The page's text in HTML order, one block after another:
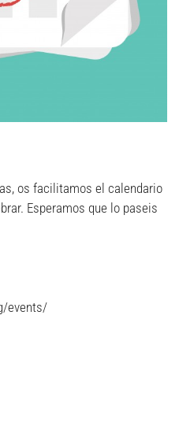
os facilitamos el calendario
Esperamos que lo paseis
events/